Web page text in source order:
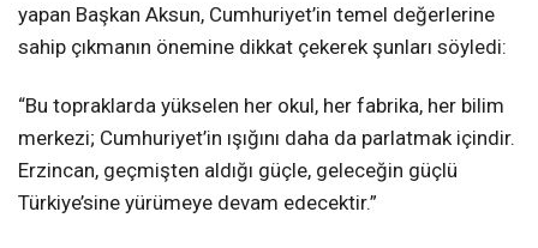
yapan Başkan Aksun, Cumhuriyet’in temel değerlerine
sahip çıkmanın önemine dikkat çekerek şunları söyledi:
“Bu topraklarda yükselen her okul, her fabrika, her bilim
merkezi; Cumhuriyet’in ışığını daha da parlatmak içindir.
Erzincan, geçmişten aldığı güçle, geleceğin güçlü
Türkiye’sine yürümeye devam edecektir.”